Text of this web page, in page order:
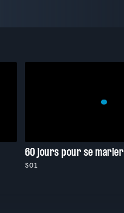
60 jours pour se marier
S01